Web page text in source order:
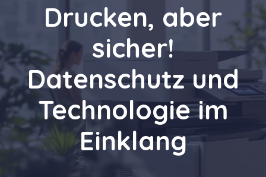
Drucken, aber
sicher!
Datenschutz und
Technologie im
Einklang